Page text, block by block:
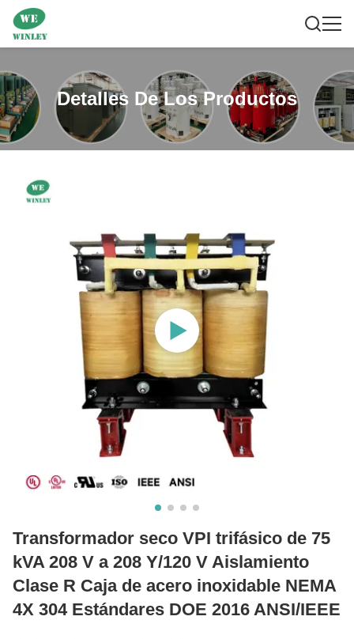
Detalles De Los Productos
Transformador seco VPI trifásico de 75
kVA 208 V a 208 Y/120 V Aislamiento
Clase R Caja de acero inoxidable NEMA
4X 304 Estándares DOE 2016 ANSI/IEEE